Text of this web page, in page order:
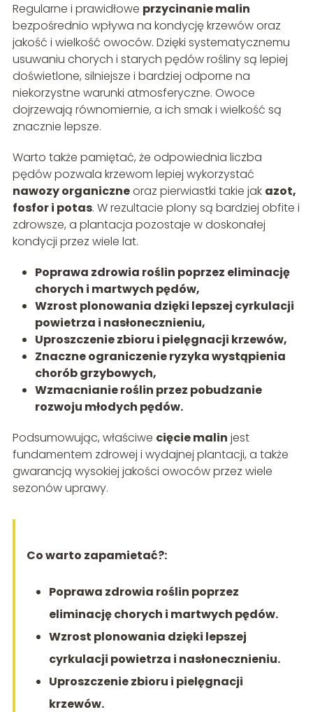
Regularne i prawidłowe przycinanie malin
bezpośrednio wpływa na kondycję krzewów oraz
jakość i wielkość owoców. Dzięki systematycznemu
usuwaniu chorych i starych pędów rośliny są lepiej
doświetlone, silniejsze i bardziej odporne na
niekorzystne warunki atmosferyczne. Owoce
dojrzewają równomiernie, a ich smak i wielkość są
znacznie lepsze.
Warto także pamiętać, że odpowiednia liczba
pędów pozwala krzewom lepiej wykorzystać
nawozy organiczneoraz pierwiastki takie jak azot,
fosfor i potas. W rezultacie plony są bardziej obfite i
zdrowsze, a plantacja pozostaje w doskonałej
kondycji przez wiele lat.
Poprawa zdrowia roślin poprzez eliminację
chorych i martwych pędów,
Wzrost plonowania dzięki lepszej cyrkulacji
powietrza i nasłonecznieniu,
Uproszczenie zbioru i pielęgnacji krzewów,
Znaczne ograniczenie ryzyka wystąpienia
chorób grzybowych,
Wzmacnianie roślin przez pobudzanie
rozwoju młodych pędów.
Podsumowując, właściwe cięcie malin jest
fundamentem zdrowej i wydajnej plantacji, a także
gwarancją wysokiej jakości owoców przez wiele
sezonów uprawy.
Co warto zapamietać?:
Poprawa zdrowia roślin poprzez
eliminację chorych i martwych pędów.
Wzrost plonowania dzięki lepszej
cyrkulacji powietrza i nasłonecznieniu.
Uproszczenie zbioru i pielęgnacji
krzewów.